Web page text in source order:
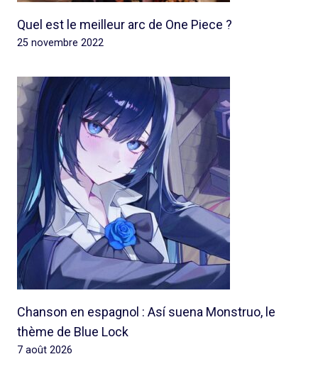
Quel est le meilleur arc de One Piece ?
25 novembre 2022
Chanson en espagnol : Así suena Monstruo, le
thème de Blue Lock
7 août 2026